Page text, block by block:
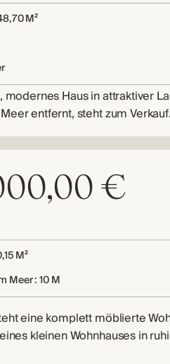
M²
Haus in attraktiver
entfernt, steht zum
€
M²
Meer : 10 M
eine komplett möblierte
kleinen Wohnhauses in